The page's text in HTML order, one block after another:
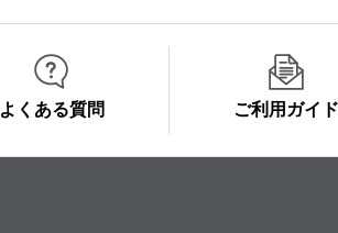
よくある質問 ご利用ガイド